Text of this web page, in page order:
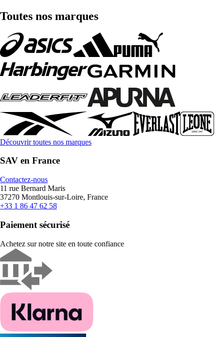
Toutes nos marques
Découvrir toutes nos marques
SAV en France
Contactez-nous
11 rue Bernard Maris
37270 Montlouis-sur-Loire, France
+33 1 86 47 62 58
Paiement sécurisé
Achetez sur notre site en toute confiance